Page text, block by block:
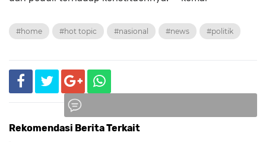
#home #hot topic #nasional #news #politik
Rekomendasi Berita Terkait